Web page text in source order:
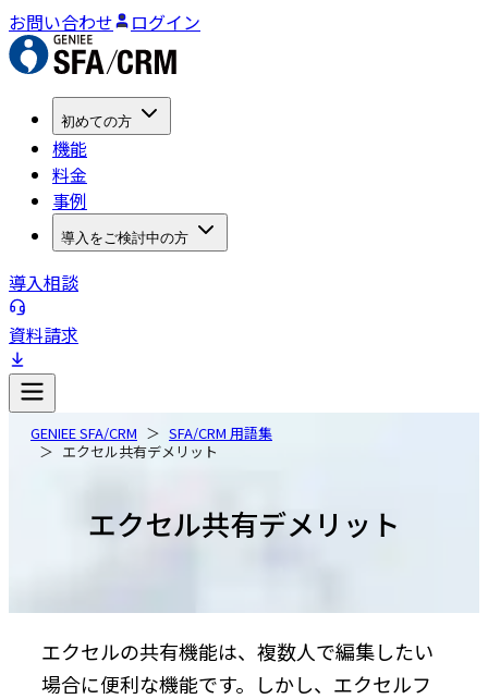
お問い合わせ ログイン
初めての方
機能
料金
事例
導入をご検討中の方
導入相談
資料請求
GENIEE SFA/CRM
SFA/CRM 用語集
エクセル共有デメリット
エクセル共有デメリット
エクセルの共有機能は、複数人で編集したい
場合に便利な機能です。しかし、エクセルフ